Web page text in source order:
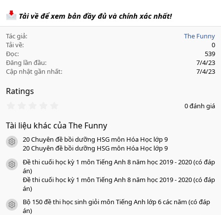
Tải về để xem bản đầy đủ và chính xác nhất!
Tác giả
The Funny
Tải về
0
Đọc
539
Đăng lần đầu
7/4/23
Cập nhật gần nhất
7/4/23
Ratings
0
0
s
a
o
0 đánh giá
Tài liệu khác của The Funny
icon tài liệu
20 Chuyên đề bồi dưỡng HSG môn Hóa Học lớp 9
20 Chuyên đề bồi dưỡng HSG môn Hóa Học lớp 9
icon tài liệu
Đề thi cuối học kỳ 1 môn Tiếng Anh 8 năm học 2019 - 2020 (có đáp
án)
Đề thi cuối học kỳ 1 môn Tiếng Anh 8 năm học 2019 - 2020 (có đáp
án)
icon tài liệu
Bộ 150 đề thi học sinh giỏi môn Tiếng Anh lớp 6 các năm (có đáp
án)